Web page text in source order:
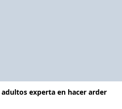
experta en hacer arder